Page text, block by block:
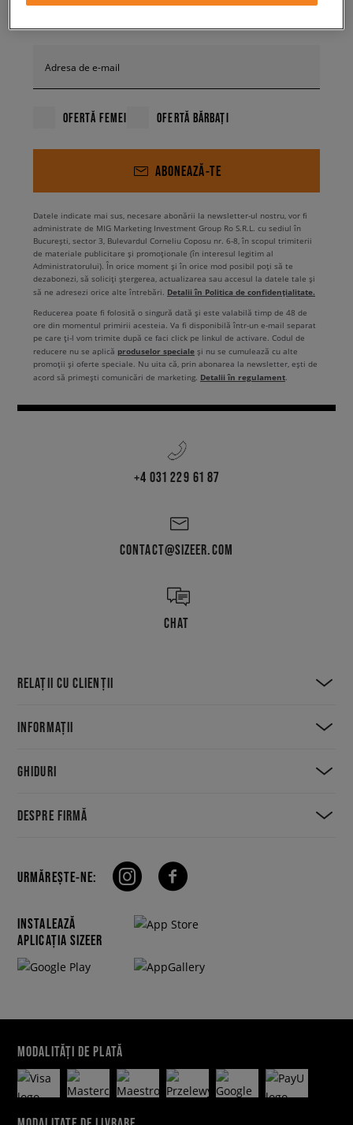
Adresa de e-mail
OFERTĂ FEMEI OFERTĂ BĂRBAȚI
ABONEAZĂ-TE
Datele indicate mai sus, necesare abonării la newsletter-ul nostru, vor fi
administrate de MIG Marketing Investment Group Ro S.R.L. cu sediul în
București, sector 3, Bulevardul Corneliu Coposu nr. 6-8, în scopul trimiterii
de materiale publicitare și promoționale (în interesul legitim al
Administratorului). În orice moment și în orice mod posibil poți să te
dezabonezi, să soliciți ștergerea, actualizarea sau accesul la datele tale și
să ne adresezi orice alte întrebări. Detalii în Politica de confidențialitate.
Reducerea poate fi folosită o singură dată și este valabilă timp de 48 de
ore din momentul primirii acesteia. Va fi disponibilă într-un e-mail separat
pe care ți-l vom trimite după ce faci click pe linkul de activare. Codul de
reducere nu se aplică produselor speciale și nu se cumulează cu alte
promoții și oferte speciale. Nu uita că, prin abonarea la newsletter, ești de
acord să primești comunicări de marketing. Detalii în regulament.
+4 031 229 61 87
CONTACT@SIZEER.COM
CHAT
RELAȚII CU CLIENȚII
INFORMAȚII
GHIDURI
DESPRE FIRMĂ
URMĂREȘTE-NE:
INSTALEAZĂ
APLICAȚIA SIZEER
MODALITĂȚI DE PLATĂ